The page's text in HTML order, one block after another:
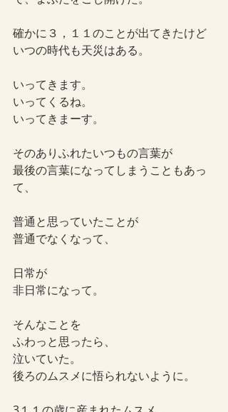
確かに３，１１のことが出てきたけど
いつの時代も天災はある。
いってきます。
いってくるね。
いってきまーす。
そのありふれたいつもの言葉が
最後の言葉になってしまうこともあっ
て、
普通と思っていたことが
普通でなくなって、
日常が
非日常になって。
そんなことを
ふわっと思ったら、
泣いていた。
後ろのムスメに悟られないように。